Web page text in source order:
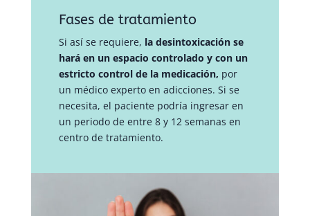
Fases de tratamiento
Si así se requiere, la desintoxicación se
hará en un espacio controlado y con un
estricto control de la medicación, por
un médico experto en adicciones. Si se
necesita, el paciente podría ingresar en
un periodo de entre 8 y 12 semanas en
centro de tratamiento.